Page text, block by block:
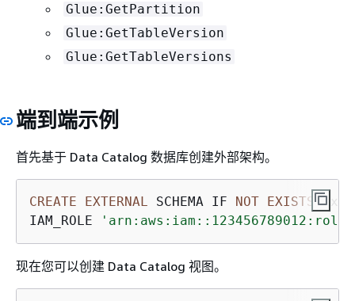
Glue:GetPartition
Glue:GetTableVersion
Glue:GetTableVersions
端到端示例
首先基于 Data Catalog 数据库创建外部架构。
CREATE EXTERNAL SCHEMA IF NOT EXISTS
IAM_ROLE
现在您可以创建 Data Catalog 视图。